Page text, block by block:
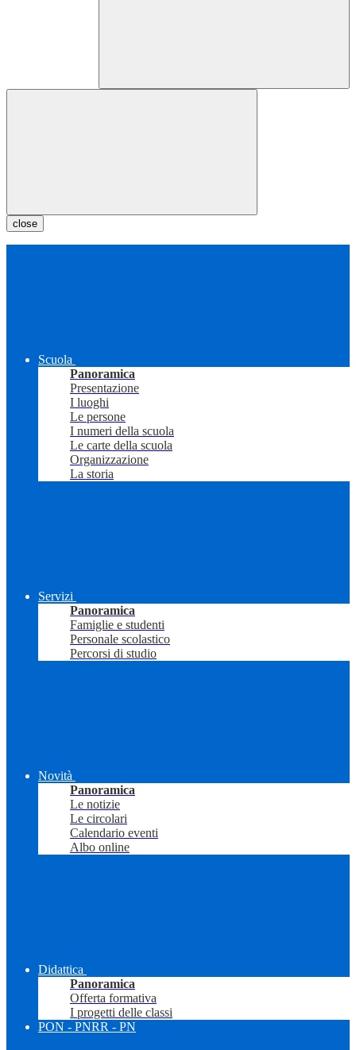
close
Scuola
Panoramica
Presentazione
I luoghi
Le persone
I numeri della scuola
Le carte della scuola
Organizzazione
La storia
Servizi
Panoramica
Famiglie e studenti
Personale scolastico
Percorsi di studio
Novità
Panoramica
Le notizie
Le circolari
Calendario eventi
Albo online
Didattica
Panoramica
Offerta formativa
I progetti delle classi
PON - PNRR - PN